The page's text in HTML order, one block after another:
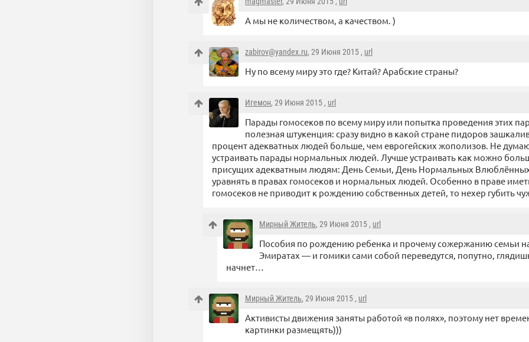
А мы не количеством, а качеством. )
zabirov@yandex.ru, 29 Июня 2015 , url
Ну по всему миру это где? Китай? Арабские страны?
Игемон, 29 Июня 2015 , url
Парады гомосеков по всему миру или попытка проведения этих
полезная штукенция: сразу видно в какой стране пидоров
процент адекватных людей больше, чем еврогейских жополизов. Не
устраивать парады нормальных людей. Лучше устраивать как можно
присущих адекватным людям: День Семьи, День Нормальных
уравнять в правах гомосеков и нормальных людей. Особенно в праве
гомосеков не приводит к рождению собственных детей, то нехер губить
Мирный Житель, 29 Июня 2015 , url
Пособия по рождению ребенка и прочему сожержанию семьи
Эмиратах — и гомики сами собой переведутся, попутно,
начнет…
Мирный Житель, 29 Июня 2015 , url
Активисты движения заняты работой «в полях», поэтому нет
картинки размещять)))